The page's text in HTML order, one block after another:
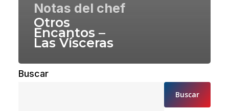
Notas del chef
Otros
Encantos –
Las Vísceras
Buscar
Buscar